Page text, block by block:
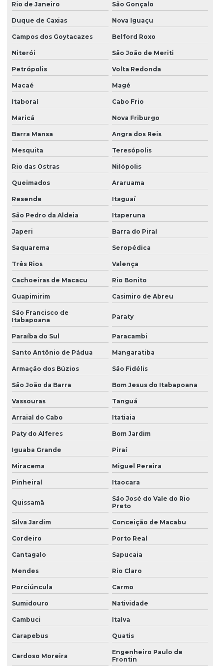
Rio de Janeiro São Gonçalo
Duque de Caxias Nova Iguaçu
Campos dos Goytacazes Belford Roxo
Niterói São João de Meriti
Petrópolis Volta Redonda
Macaé Magé
Itaboraí Cabo Frio
Maricá Nova Friburgo
Barra Mansa Angra dos Reis
Mesquita Teresópolis
Rio das Ostras Nilópolis
Queimados Araruama
Resende Itaguaí
São Pedro da Aldeia Itaperuna
Japeri Barra do Piraí
Saquarema Seropédica
Três Rios Valença
Cachoeiras de Macacu Rio Bonito
Guapimirim Casimiro de Abreu
São Francisco de
Itabapoana
Paraty
Paraíba do Sul Paracambi
Santo Antônio de Pádua Mangaratiba
Armação dos Búzios São Fidélis
São João da Barra Bom Jesus do Itabapoana
Vassouras Tanguá
Arraial do Cabo Itatiaia
Paty do Alferes Bom Jardim
Iguaba Grande Piraí
Miracema Miguel Pereira
Pinheiral Itaocara
Quissamã
São José do Vale do Rio
Preto
Silva Jardim Conceição de Macabu
Cordeiro Porto Real
Cantagalo Sapucaia
Mendes Rio Claro
Porciúncula Carmo
Sumidouro Natividade
Cambuci Italva
Carapebus Quatis
Cardoso Moreira
Engenheiro Paulo de
Frontin